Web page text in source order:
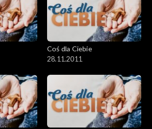
Coś dla Ciebie
28.11.2011